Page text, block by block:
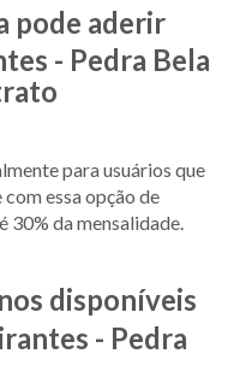
pode aderir
- Pedra Bela
para usuários que
essa opção de
da mensalidade.
disponíveis
- Pedra